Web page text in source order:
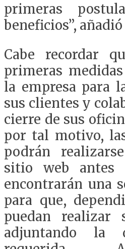
primeras
beneficios”,
Cabe recordar
primeras
la empresa para
sus clientes y
cierre de sus
por tal motivo,
podrán
sitio web antes
encontrarán una
para que,
puedan realizar
adjuntando la